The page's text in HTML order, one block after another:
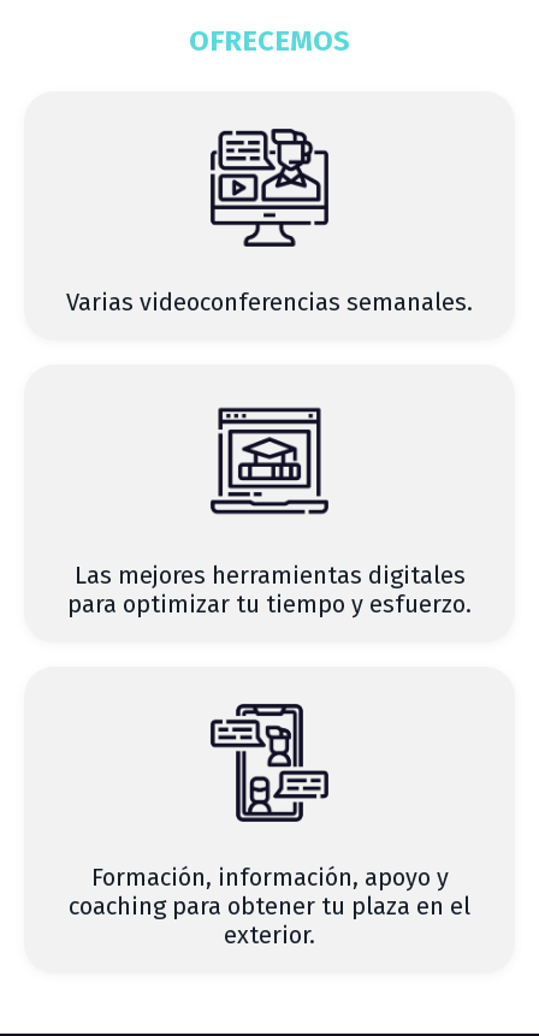
OFRECEMOS
Varias videoconferencias semanales.
Las mejores herramientas digitales
para optimizar tu tiempo y esfuerzo.
Formación, información, apoyo y
coaching para obtener tu plaza en el
exterior.